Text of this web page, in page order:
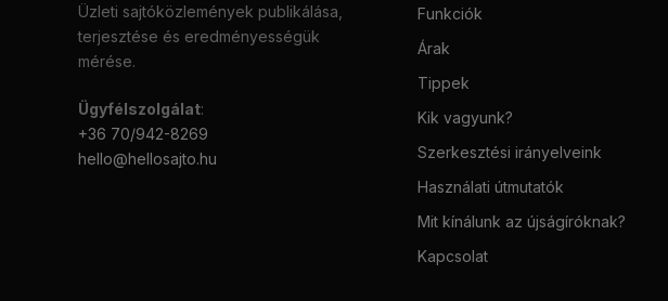
Üzleti sajtóközlemények publikálása,
terjesztése és eredményességük
mérése.
Ügyfélszolgálat:
+36 70/942-8269
hello@hellosajto.hu
Funkciók
Árak
Tippek
Kik vagyunk?
Szerkesztési irányelveink
Használati útmutatók
Mit kínálunk az újságíróknak?
Kapcsolat